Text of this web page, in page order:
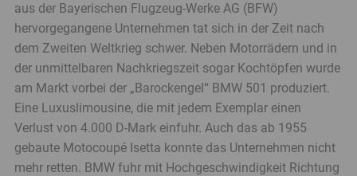
aus der Bayerischen Flugzeug-Werke AG (BFW)
hervorgegangene Unternehmen tat sich in der Zeit nach
dem Zweiten Weltkrieg schwer. Neben Motorrädern und in
der unmittelbaren Nachkriegszeit sogar Kochtöpfen wurde
am Markt vorbei der „Barockengel“ BMW 501 produziert.
Eine Luxuslimousine, die mit jedem Exemplar einen
Verlust von 4.000 D-Mark einfuhr. Auch das ab 1955
gebaute Motocoupé Isetta konnte das Unternehmen nicht
mehr retten. BMW fuhr mit Hochgeschwindigkeit Richtung